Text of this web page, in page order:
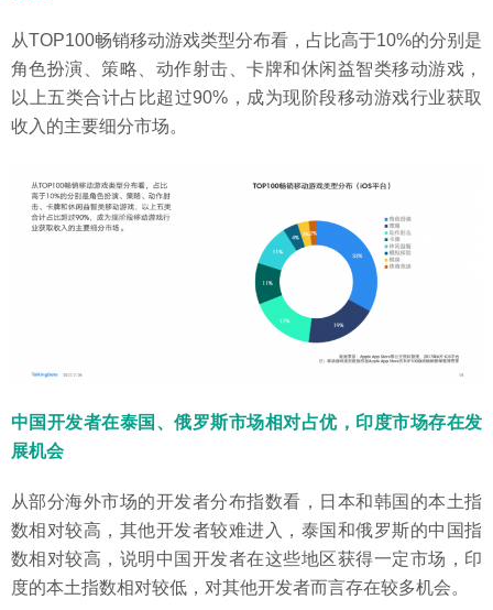
从TOP100畅销移动游戏类型分布看，占比高于10%的分别是
角色扮演、策略、动作射击、卡牌和休闲益智类移动游戏，
以上五类合计占比超过90%，成为现阶段移动游戏行业获取
收入的主要细分市场。
中国开发者在泰国、俄罗斯市场相对占优，印度市场存在发
展机会
从部分海外市场的开发者分布指数看，日本和韩国的本土指
数相对较高，其他开发者较难进入，泰国和俄罗斯的中国指
数相对较高，说明中国开发者在这些地区获得一定市场，印
度的本土指数相对较低，对其他开发者而言存在较多机会。